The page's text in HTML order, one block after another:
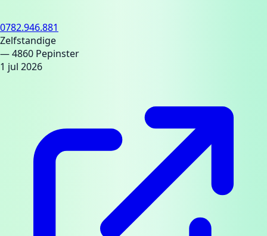
0782.946.881
Zelfstandige
— 4860 Pepinster
1 jul 2026